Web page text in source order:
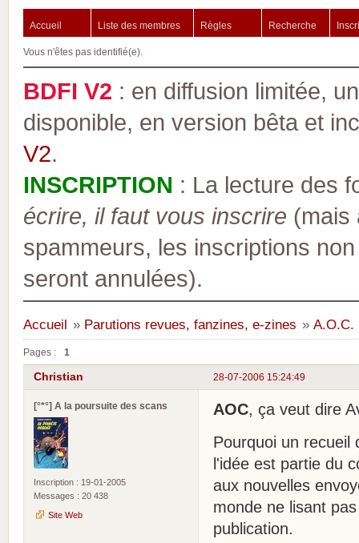
Accueil Liste des membres Règles Recherche
Vous n'êtes pas identifié(e).
BDFI V2 : en diffusion limitée,
disponible, en version bêta et
V2.
INSCRIPTION : La lecture des
écrire, il faut vous inscrire (mais
spammeurs, les inscriptions
seront annulées).
Accueil » Parutions revues, fanzines, e-zines » A.O.C.
Pages : 1
28-07-2006 15:24:49
Christian
[°*°] A la poursuite des scans
Inscription : 19-01-2005
Messages : 20 438
Site Web
AOC, ça veut dire
Pourquoi un recueil
l'idée est partie du
aux nouvelles
monde ne lisant
publication.